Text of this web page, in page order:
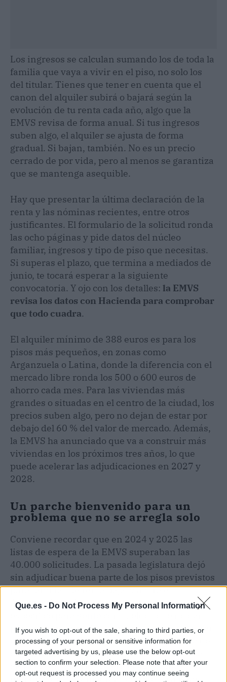
Que.es - Do Not Process My Personal Information
If you wish to opt-out of the sale, sharing to third parties, or
processing of your personal or sensitive information for
targeted advertising by us, please use the below opt-out
section to confirm your selection. Please note that after your
opt-out request is processed you may continue seeing
Los ingresos se calculan sumando los de toda la
familia que vaya a vivir en el piso, no solo los
del titular. Tienes que tener en cuenta que el
canon del alquiler subirá o bajará según la
evolución de tu renta cada año, algo que la
EMVS revisa de forma anual. Si tus ingresos
suben algo, el alquiler se ajusta de forma
gradual. Si bajan, también. No es un precio
cerrado de por vida, pero al menos se garantiza
que se mantenga asequible.
Hay que presentar la última declaración de la
renta y las nóminas recientes, entre otros
justificantes. El formulario de la solicitud ronda
las ocho páginas y pide datos del núcleo
familiar, ingresos y tipo de piso que necesitas.
Si superas el plazo, que termina a mediados de
junio, te tocará esperar a la siguiente
convocatoria. Y ojo con los detalles: la EMVS
revisa los datos con Hacienda para comprobar
que todo cuadra.
El alquiler mínimo de 388 euros es para los
pisos más pequeños, en zonas como
Arganzuela o Latina, donde la diferencia con el
mercado libre ronda los 500 o 600 euros de
ahorro cada mes. Para las viviendas más
grandes o situadas en el centro de la ciudad, los
precios suben algo, pero no dejan de estar por
debajo del 60 % del valor de mercado. Además,
la EMVS ha anunciado que va a construir más
viviendas en los próximos tres años, lo que
puede acelerar las adjudicaciones en 2027 y
2028.
Un parche bienvenido para un
problema que no se arregla solo
Conviene recordar que en 2024 y 2025 las
listas de espera de la EMVS superaban las
40.000 solicitudes. La pasada legislatura dejó
sin adjudicar buena parte de los pisos previstos
para familias de renta baja, y ahora el
Ayuntamiento intenta compensar con un cupo
para comprar un piso, pero que tampoco entran
en las ayudas asistenciales clásicas. La tasa de
esfuerzo (el porcentaje del sueldo que se va al
alquiler) en Madrid supera el 42 % para los
menores de 35, y medidas como esta alivian,